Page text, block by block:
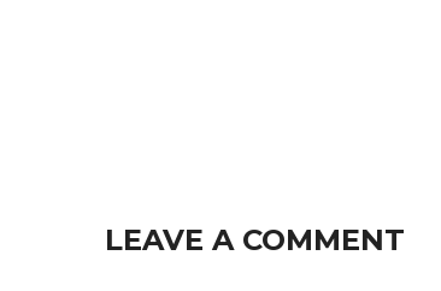
LEAVE A COMMENT